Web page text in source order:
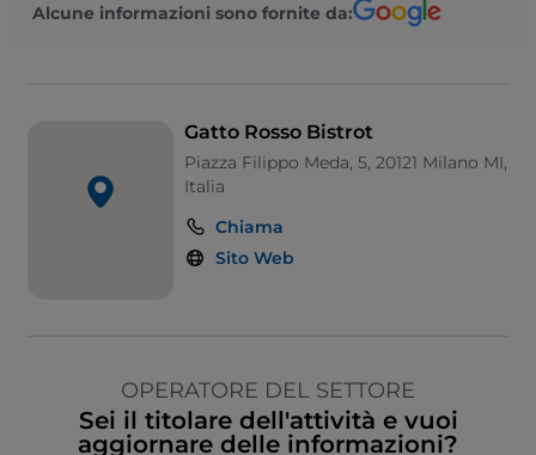
Alcune informazioni sono fornite da:
Gatto Rosso Bistrot
Piazza Filippo Meda, 5, 20121 Milano MI,
Italia
Chiama
Sito Web
OPERATORE DEL SETTORE
Sei il titolare dell'attività e vuoi
aggiornare delle informazioni?